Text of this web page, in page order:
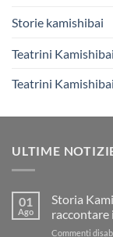
Storie kamishibai
Teatrini
Teatrini
ULTIME
01
Ago
Storia
raccontare
Commenti